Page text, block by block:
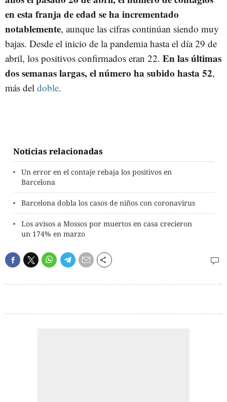
en esta franja de edad se ha incrementado
notablemente, aunque las cifras continúan siendo muy
bajas. Desde el inicio de la pandemia hasta el día 29 de
abril, los positivos confirmados eran 22. En las últimas
dos semanas largas, el número ha subido hasta 52,
más del doble.
Noticias relacionadas
Un error en el contaje rebaja los positivos en
Barcelona
Barcelona dobla los casos de niños con coronavirus
Los avisos a Mossos por muertos en casa crecieron
un 174% en marzo